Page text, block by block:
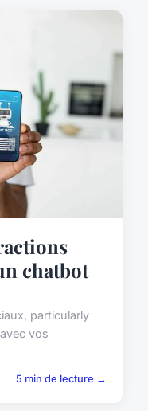
chatbot
particularly
vos
5 min de lecture →